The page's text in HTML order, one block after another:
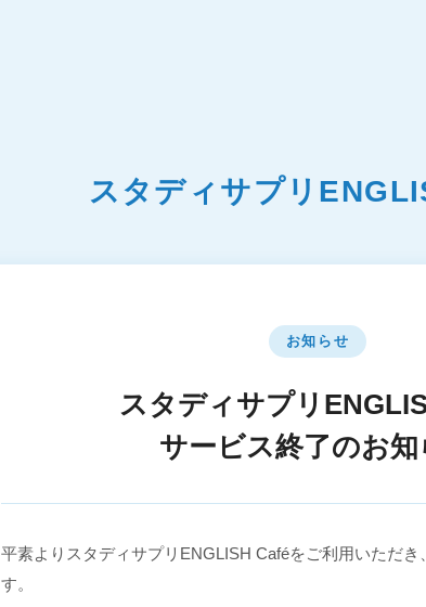
スタディサプリ
お知らせ
スタディサプリ
サービス終了のお知
平素よりスタディサプリENGLISH Caféをご利用いただき
す。